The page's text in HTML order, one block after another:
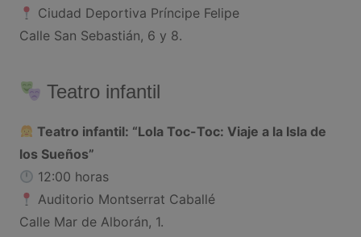
Ciudad Deportiva Príncipe Felipe
Calle San Sebastián, 6 y 8.
Teatro infantil
Teatro infantil: “Lola Toc-Toc: Viaje a la Isla de
los Sueños”
12:00 horas
Auditorio Montserrat Caballé
Calle Mar de Alborán, 1.